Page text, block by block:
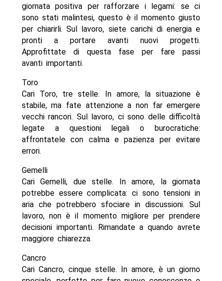
giornata positiva per rafforzare i legami: se ci
sono stati malintesi, questo è il momento giusto
per chiarirli. Sul lavoro, siete carichi di energia e
pronti a portare avanti nuovi progetti.
Approfittate di questa fase per fare passi
avanti importanti.
Toro
Cari Toro, tre stelle. In amore, la situazione è
stabile, ma fate attenzione a non far emergere
vecchi rancori. Sul lavoro, ci sono delle difficoltà
legate a questioni legali o burocratiche:
affrontatele con calma e pazienza per evitare
errori.
Gemelli
Cari Gemelli, due stelle. In amore, la giornata
potrebbe essere complicata: ci sono tensioni in
aria che potrebbero sfociare in discussioni. Sul
lavoro, non è il momento migliore per prendere
decisioni importanti. Rimandate a quando avrete
maggiore chiarezza.
Cancro
Cari Cancro, cinque stelle. In amore, è un giorno